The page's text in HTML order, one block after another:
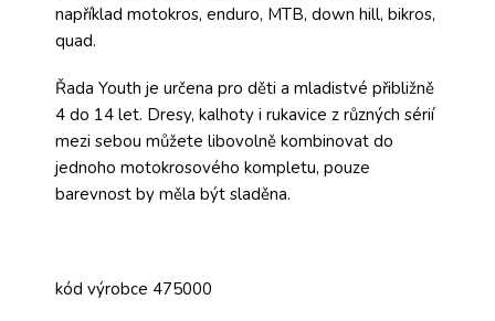
například motokros, enduro, MTB, down hill, bikros,
quad.
Řada Youth je určena pro děti a mladistvé přibližně
4 do 14 let. Dresy, kalhoty i rukavice z různých sérií
mezi sebou můžete libovolně kombinovat do
jednoho motokrosového kompletu, pouze
barevnost by měla být sladěna.
kód výrobce 475000